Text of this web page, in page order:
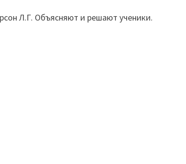
Л.Г. Объясняют и решают ученики.